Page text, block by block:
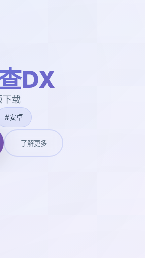
DX
下载
#安卓
了解更多